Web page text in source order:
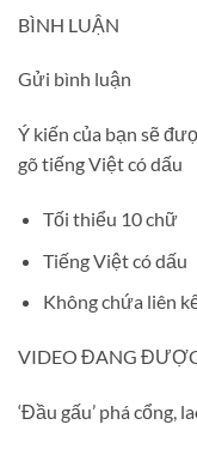
BÌNH LUẬN
Gửi bình luận
Ý kiến của bạn sẽ
gõ tiếng Việt có dấu
Tối thiểu 10 chữ
Tiếng Việt có dấu
Không chứa liên
VIDEO ĐANG
‘Đầu gấu’ phá cổng,